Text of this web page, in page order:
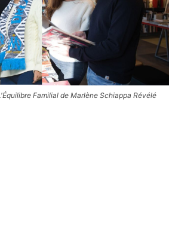
Familial de Marlène Schiappa Révélé